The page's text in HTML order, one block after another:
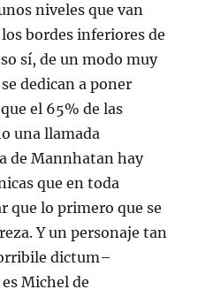
niveles que van
bordes inferiores de
sí, de un modo muy
dedican a poner
el 65% de las
una llamada
de Mannhatan hay
que en toda
que lo primero que se
Y un personaje tan
dictum–
Michel de